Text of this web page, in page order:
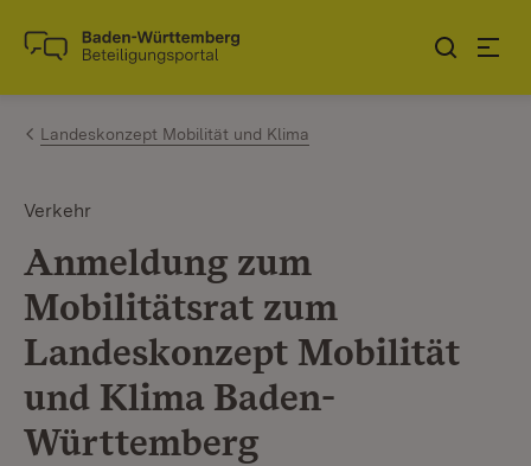
Zum Inhalt springen
Link zur Startseite
Landeskonzept Mobilität und Klima
Verkehr
Anmeldung zum
Mobilitätsrat zum
Landeskonzept Mobilität
und Klima Baden-
Württemberg